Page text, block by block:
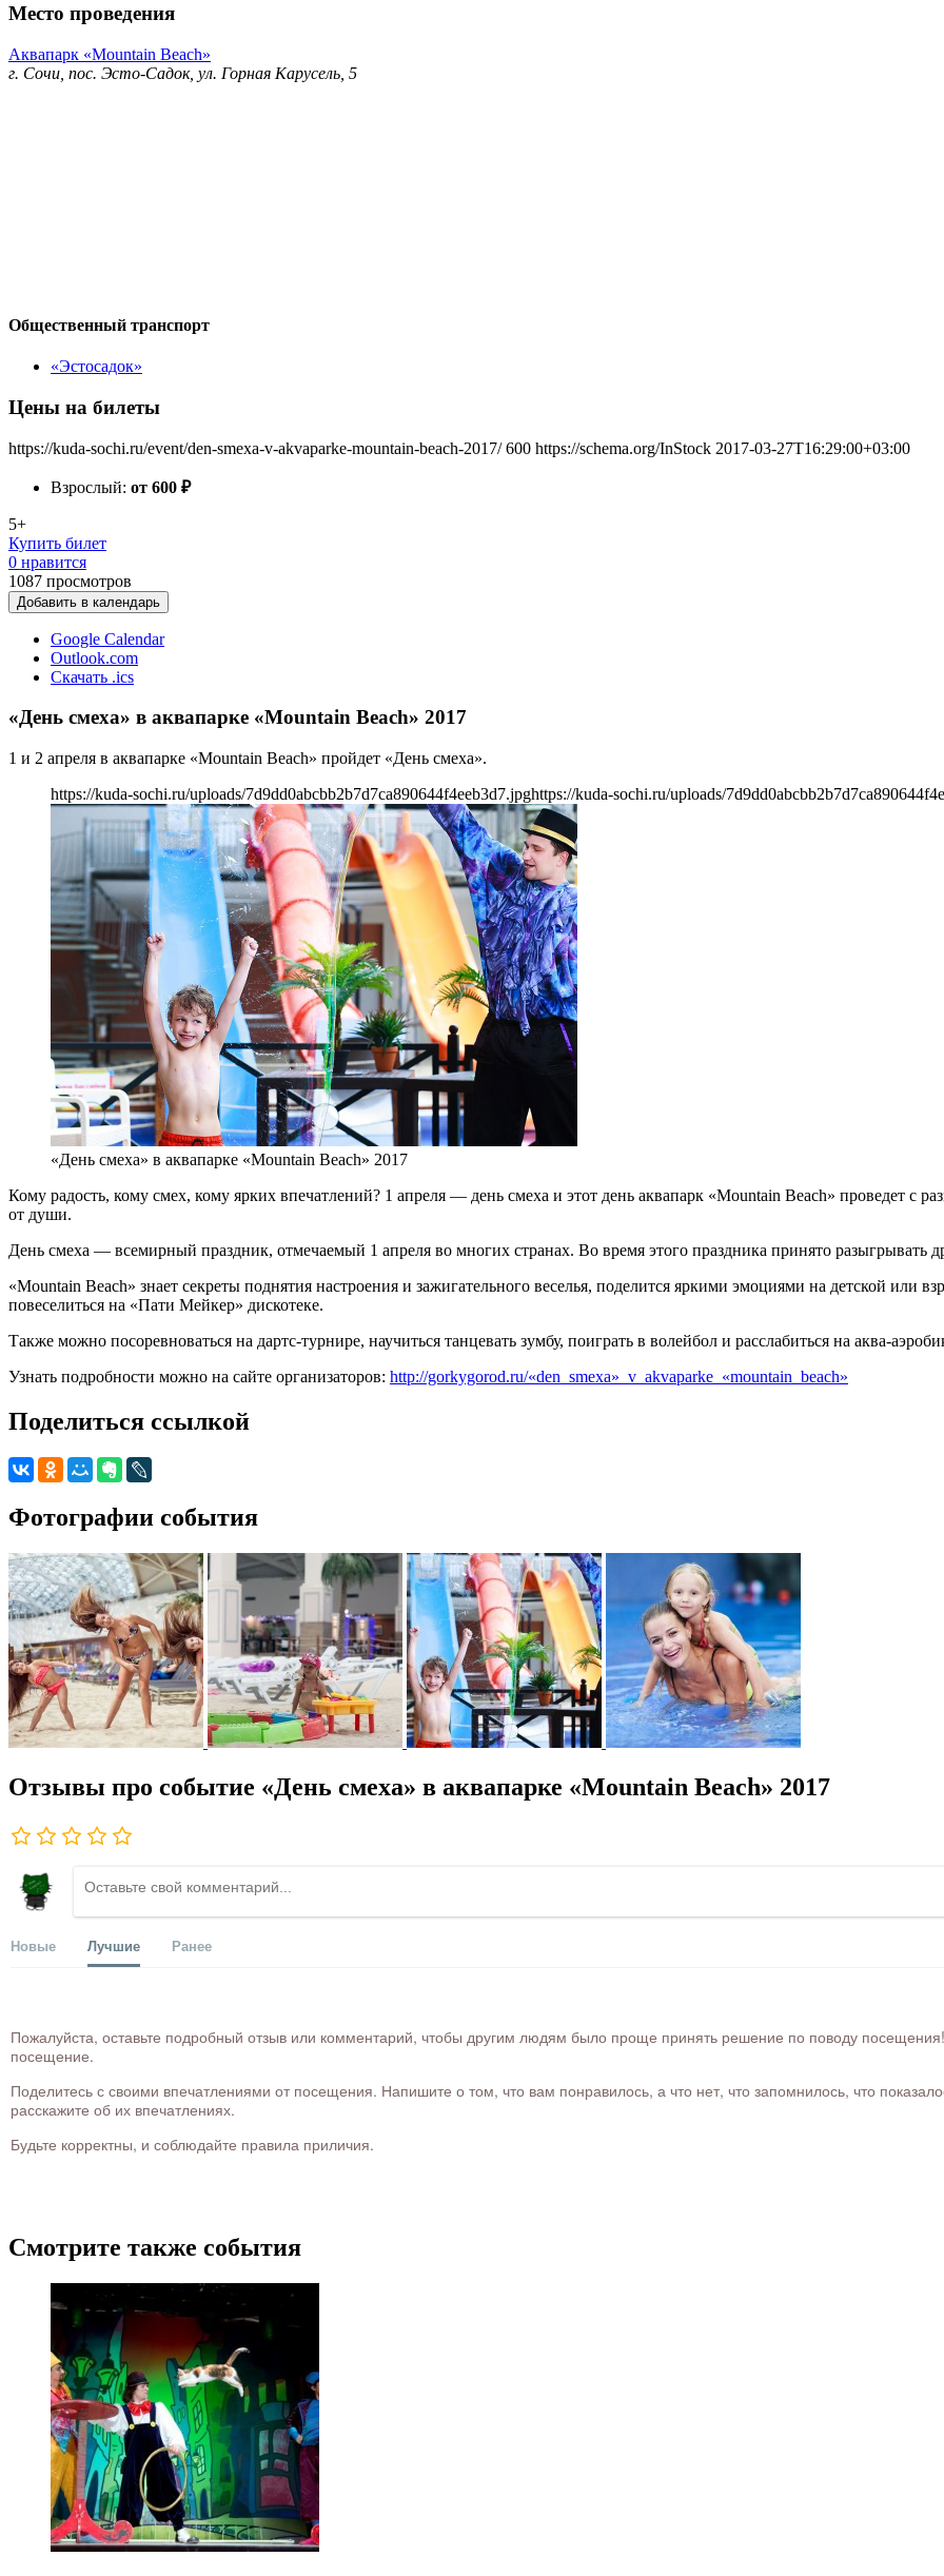
Место проведения
Аквапарк «Mountain Beach»
г. Сочи, пос. Эсто-Садок, ул. Горная Карусель, 5
Общественный транспорт
«Эстосадок»
Цены на билеты
https://kuda-sochi.ru/event/den-smexa-v-akvaparke-mountain-beach-2017/ 600 https://schema.org/InStock 2017-03-27T16:29:00+03:00
Взрослый: от 600 ₽
5+
Купить билет
0 нравится
1087 просмотров
Добавить в календарь
Google Calendar
Outlook.com
Скачать .ics
«День смеха» в аквапарке «Mountain Beach» 2017
1 и 2 апреля в аквапарке «Mountain Beach» пройдет «День смеха».
https://kuda-sochi.ru/uploads/7d9dd0abcbb2b7d7ca890644f4eeb3d7.jpghttps://kuda-sochi.ru/uploads/
«День смеха» в аквапарке «Mountain Beach» 2017
Кому радость, кому смех, кому ярких впечатлений? 1 апреля — день смеха и этот день аквапарк «Mountain Beach» проведет с
от души.
День смеха — всемирный праздник, отмечаемый 1 апреля во многих странах. Во время этого праздника принято разыгрывать
«Mountain Beach» знает секреты поднятия настроения и зажигательного веселья, поделится яркими эмоциями на детской или
повеселиться на «Пати Мейкер» дискотеке.
Также можно посоревноваться на дартс-турнире, научиться танцевать зумбу, поиграть в волейбол и расслабиться на аква-
Узнать подробности можно на сайте организаторов: http://gorkygorod.ru/«den_smexa»_v_akvaparke_«mountain_beach»
Поделиться ссылкой
Фотографии события
Отзывы про событие «День смеха» в аквапарке «Mountain Beach» 2017
Новые Лучшие Ранее
Пожалуйста, оставьте подробный отзыв или комментарий, чтобы другим людям было проще принять решение по поводу посещения!
посещение.
Поделитесь с своими впечатлениями от посещения. Напишите о том, что вам понравилось, а что нет, что запомнилось, что
расскажите об их впечатлениях.
Будьте корректны, и соблюдайте правила приличия.
Смотрите также события